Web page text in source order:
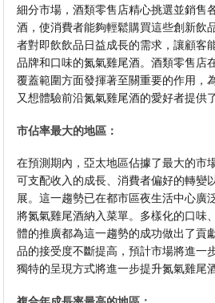
細分市場，酒類零售店精心挑選並銷售
酒，使消費者能夠輕鬆購買這些創新飲
者對即飲飲品日益成長的需求，讓顧客
品牌和口味的氮氣雞尾酒。酒類零售店
覆蓋範圍方面發揮著至關重要的作用，
又想體驗前沿氮氣雞尾酒的愛好者提供
市佔率最大的地區：
在預測期內，亞太地區佔據了最大的市
可支配收入的成長、消費者偏好的轉變
展。這一趨勢已在都市區夜生活中心廣
將氮氣雞尾酒納入菜單。多樣化的口味
體的推廣都為這一趨勢的成功做出了貢
品的接受度不斷提高，預計市場將進一
獨特的呈現方式將進一步提升氮氣雞尾